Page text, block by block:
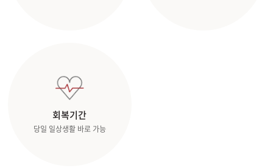
회복기간
당일 일상생활 바로 가능